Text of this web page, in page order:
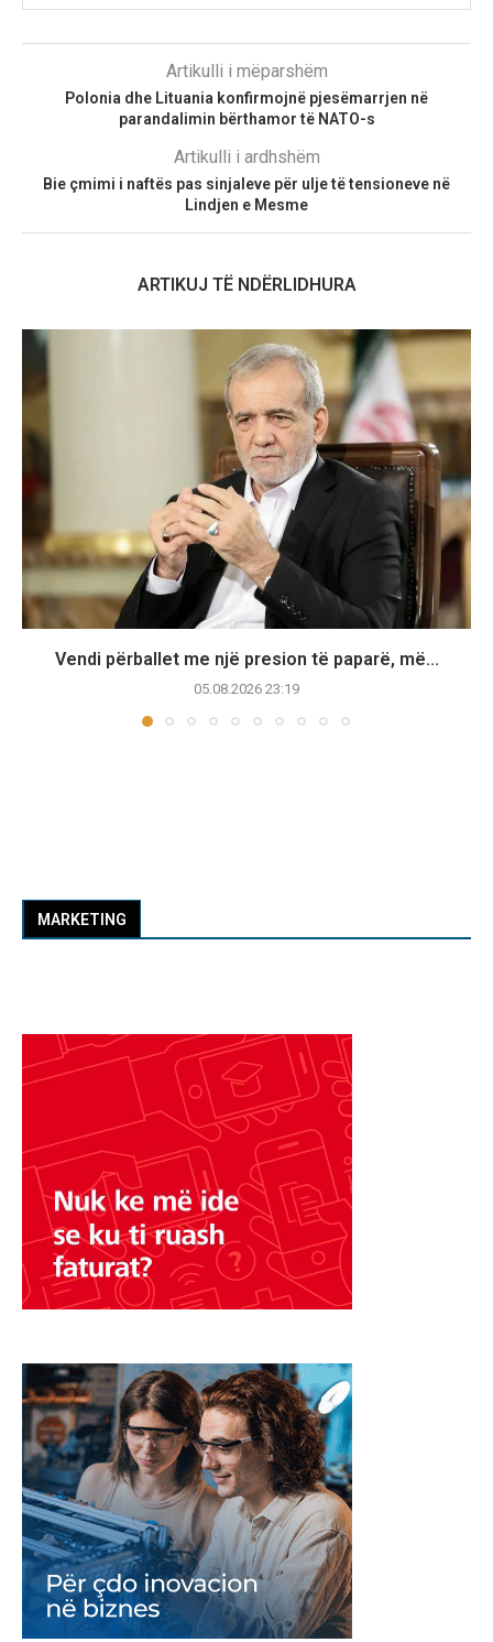
Artikulli i mëparshëm
Polonia dhe Lituania konfirmojnë pjesëmarrjen në
parandalimin bërthamor të NATO-s
Artikulli i ardhshëm
Bie çmimi i naftës pas sinjaleve për ulje të tensioneve në
Lindjen e Mesme
ARTIKUJ TË NDËRLIDHURA
Vendi përballet me një presion të paparë, më...
05.08.2026 23:19
MARKETING